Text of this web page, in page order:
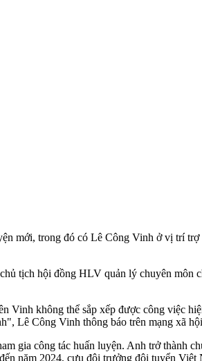
mới, trong đó có Lê Công Vinh ở vị trí
tịch hội đồng HLV quản lý chuyên
Vinh không thể sắp xếp được công
Lê Công Vinh thông báo trên mạng xã
gia công tác huấn luyện. Anh trở thành
năm 2024, cựu đội trưởng đội tuyển